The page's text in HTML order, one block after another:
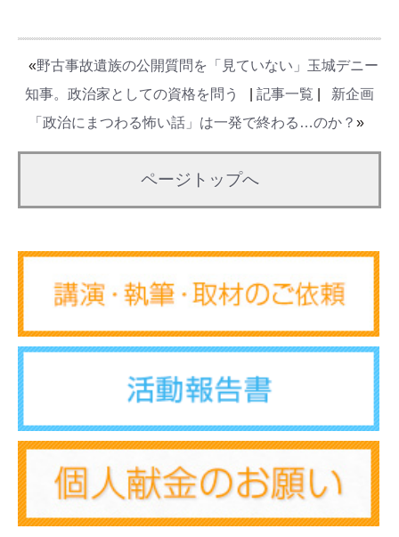
«野古事故遺族の公開質問を「見ていない」玉城デニー
知事。政治家としての資格を問う
記事一覧
新企画
「政治にまつわる怖い話」は一発で終わる…のか？ »
ページトップへ